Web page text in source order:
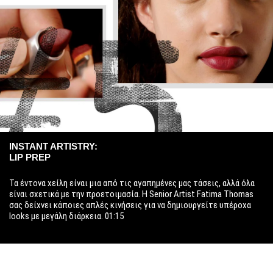
INSTANT ARTISTRY:
LIP PREP
Τα έντονα χείλη είναι μια από τις αγαπημένες μας τάσεις, αλλά όλα
είναι σχετικά με την προετοιμασία. Η Senior Artist Fatima Thomas
σας δείχνει κάποιες απλές κινήσεις για να δημιουργείτε υπέροχα
looks με μεγάλη διάρκεια. 01:15